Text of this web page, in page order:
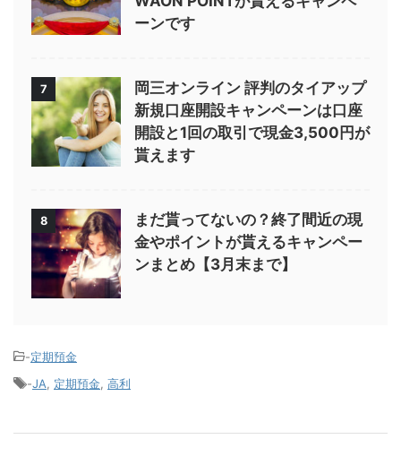
ーンです
7
岡三オンライン 評判のタイアップ
新規口座開設キャンペーンは口座
開設と1回の取引で現金3,500円が
貰えます
8
まだ貰ってないの？終了間近の現
金やポイントが貰えるキャンペー
ンまとめ【3月末まで】
-定期預金
-JA, 定期預金, 高利